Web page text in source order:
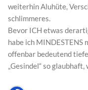
weiterhin Aluhüte,
schlimmeres.
Bevor ICH etwas
habe ich MINDESTENS
offenbar bedeutend
„Gesindel“ so